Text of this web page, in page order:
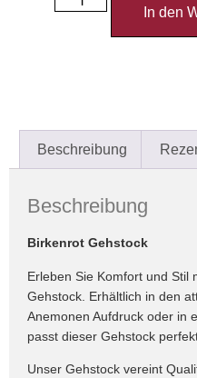
In den
Beschreibung
Beschreibung
Birkenrot Gehstock
Erleben Sie Komfort und Stil
Gehstock. Erhältlich in den
Anemonen Aufdruck oder in
passt dieser Gehstock
Unser Gehstock vereint